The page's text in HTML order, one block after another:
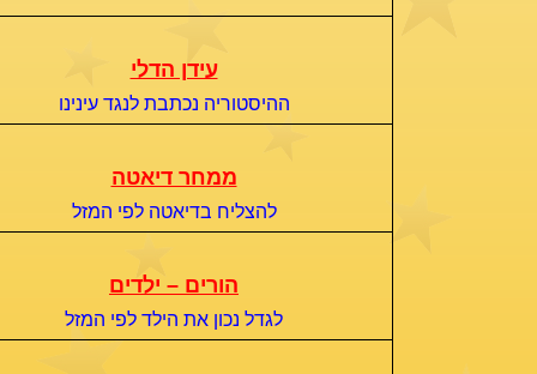
עידן הדלי
ההיסטוריה נכתבת לנגד עינינו
ממחר דיאטה
להצליח בדיאטה לפי המזל
הורים – ילדים
לגדל נכון את הילד לפי המזל